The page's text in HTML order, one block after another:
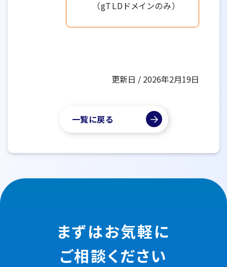
（gTLDドメインのみ）
更新日 / 2026年2月19日
一覧に戻る
まずはお気軽に
ご相談ください